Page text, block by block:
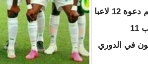
المقبل، وتضم دعوة 12 لاعبا
محترفا، بجانب 11
في الدوري